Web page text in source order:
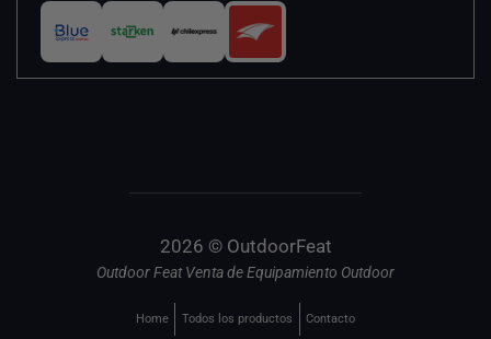
2026 © OutdoorFeat
Outdoor Feat Venta de Equipamiento Outdoor
Home Todos los productos Contacto